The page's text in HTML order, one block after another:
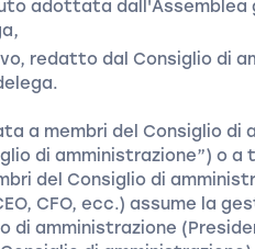
adottata dall'Assemblea
redatto dal Consiglio di
a membri del Consiglio di
di amministrazione”) o a
del Consiglio di
CFO, ecc.) assume la
di amministrazione